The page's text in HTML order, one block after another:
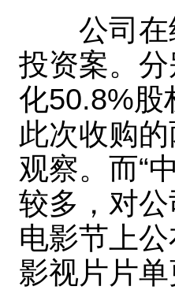
公司在经
投资案。分
化50.8%股
此次收购
观察。而“
较多，对
电影节上
影视片片